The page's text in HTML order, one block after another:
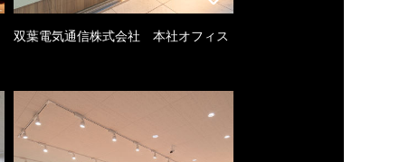
双葉電気通信株式会社 本社オフィス